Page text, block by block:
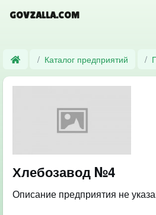
GOVZALLA.COM
Каталог предприятий
Хлебозавод №4
Описание предприятия не